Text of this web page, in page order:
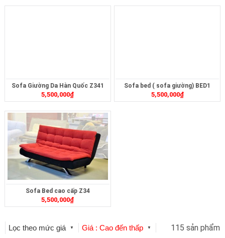
Sofa Giường Da Hàn Quốc Z341
5,500,000₫
Sofa bed ( sofa giường) BED1
5,500,000₫
Sofa Bed cao cấp Z34
5,500,000₫
Lọc theo mức giá ▼ Giá : Cao đến thấp ▼ 115 sản phẩm